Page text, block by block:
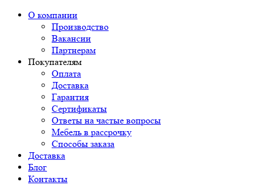
О компании
Производство
Вакансии
Партнерам
Покупателям
Оплата
Доставка
Гарантия
Сертификаты
Ответы на частые вопросы
Мебель в рассрочку
Способы заказа
Доставка
Блог
Контакты